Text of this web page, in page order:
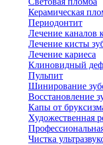
Керамическая
Периодонтит
Лечение каналов
Лечение кисты
Лечение кариеса
Клиновидный
Пульпит
Шинирование
Восстановление
Капы от
Художественная
Чистка